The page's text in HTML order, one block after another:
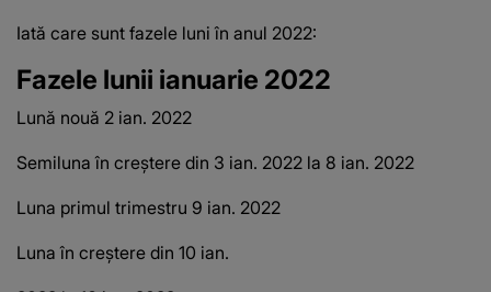
Iată care sunt fazele luni în anul 2022:
Fazele lunii ianuarie 2022
Lună nouă 2 ian. 2022
Semiluna în creștere din 3 ian. 2022 la 8 ian. 2022
Luna primul trimestru 9 ian. 2022
Luna în creștere din 10 ian.